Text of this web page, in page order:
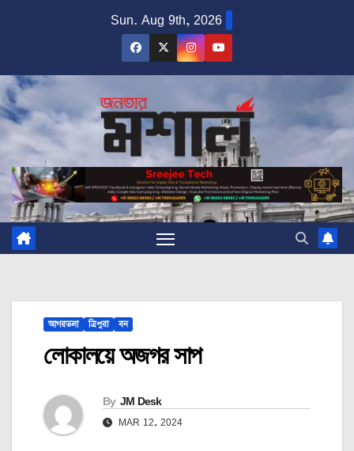
Sun. Aug 9th, 2026
আগরতলা ত্রিপুরা বন
লোকালয়ে অজগর সাপ
By JM Desk
MAR 12, 2024